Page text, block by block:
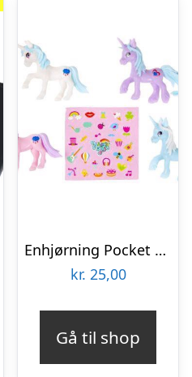
Enhjørning Pocket Figur – Mini – 2 stk
kr. 25,00
Gå til shop